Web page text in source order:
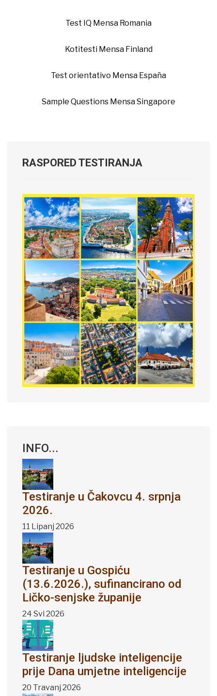
Test IQ Mensa Romania
Kotitesti Mensa Finland
Test orientativo Mensa España
Sample Questions Mensa Singapore
RASPORED TESTIRANJA
INFO...
Testiranje u Čakovcu 4. srpnja
2026.
11 Lipanj 2026
Testiranje u Gospiću
(13.6.2026.), sufinancirano od
Ličko-senjske županije
24 Svi 2026
Testiranje ljudske inteligencije
prije Dana umjetne inteligencije
20 Travanj 2026